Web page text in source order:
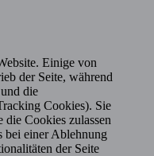
Einige von
der Seite, während
die
Cookies). Sie
die Cookies zulassen
bei einer Ablehnung
der Seite